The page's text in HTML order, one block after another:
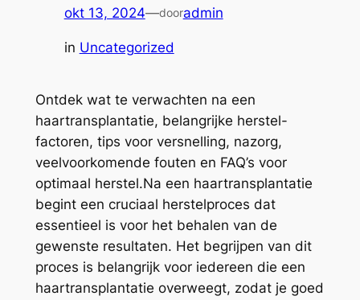
okt 13, 2024—dooradmin
in Uncategorized
Ontdek wat te verwachten na een
haartransplantatie, belangrijke herstel-
factoren, tips voor versnelling, nazorg,
veelvoorkomende fouten en FAQ’s voor
optimaal herstel.Na een haartransplantatie
begint een cruciaal herstelproces dat
essentieel is voor het behalen van de
gewenste resultaten. Het begrijpen van dit
proces is belangrijk voor iedereen die een
haartransplantatie overweegt, zodat je goed